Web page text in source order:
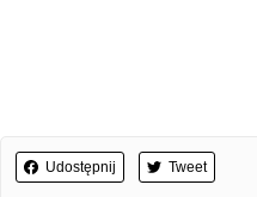
Udostępnij Tweet